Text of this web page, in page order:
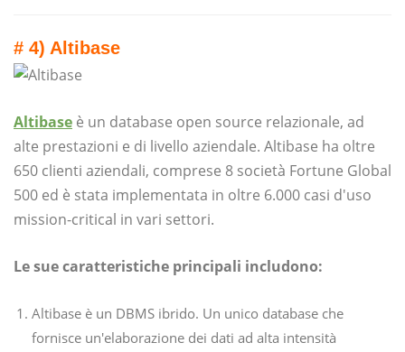
# 4) Altibase
Altibase è un database open source relazionale, ad
alte prestazioni e di livello aziendale. Altibase ha oltre
650 clienti aziendali, comprese 8 società Fortune Global
500 ed è stata implementata in oltre 6.000 casi d'uso
mission-critical in vari settori.
Le sue caratteristiche principali includono:
Altibase è un DBMS ibrido. Un unico database che
fornisce un'elaborazione dei dati ad alta intensità